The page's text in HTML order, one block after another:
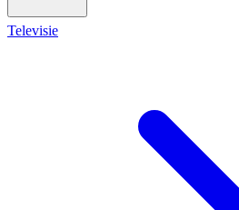
Televisie